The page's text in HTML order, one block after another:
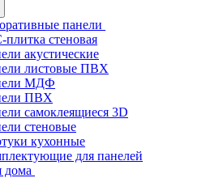
панели
плитка стеновая
акустические
листовые ПВХ
МДФ
ПВХ
самоклеящиеся 3D
стеновые
кухонные
для панелей
дома